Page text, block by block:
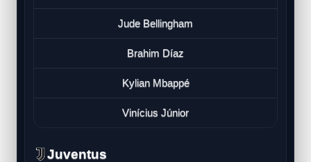
Jude Bellingham
Brahim Díaz
Kylian Mbappé
Vinícius Júnior
Juventus